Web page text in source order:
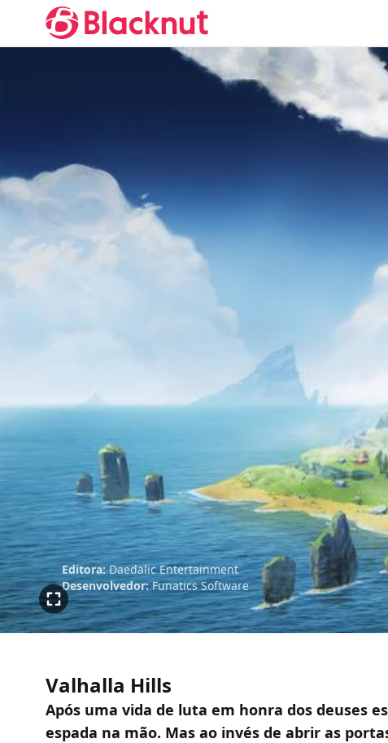
Editora: Daedalic Entertainment
Desenvolvedor: Funatics Software
Valhalla Hills
Após uma vida de luta em honra dos deuses
espada na mão. Mas ao invés de abrir as